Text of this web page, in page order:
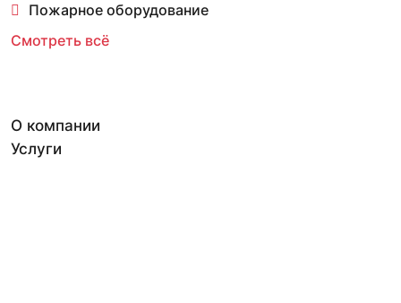
Пожарное оборудование
Смотреть всё
О компании
Услуги